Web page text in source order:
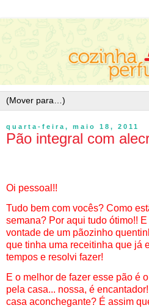
quarta-feira, maio 18, 2011
Pão integral com
Oi pessoal!!
Tudo bem com vocês? Como
semana? Por aqui tudo ótimo!!
vontade de um pãozinho
que tinha uma receitinha que já
tempos e resolvi fazer!
E o melhor de fazer esse pão é
pela casa... nossa, é
casa aconchegante? É assim